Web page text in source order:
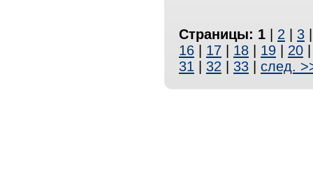
Страницы: 1 2 3
16
17 18 19 20
31
32 33 след.